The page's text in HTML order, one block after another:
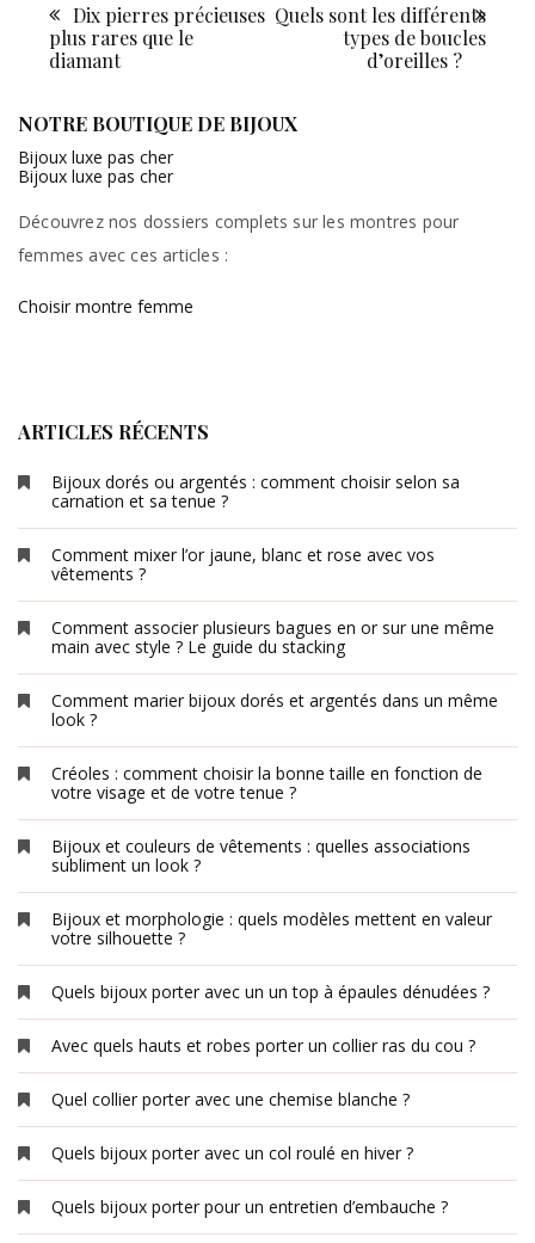
Navigation
de
l’article
Dix pierres précieuses
plus rares que le
diamant
Quels sont les différents
types de boucles
d’oreilles ?
NOTRE BOUTIQUE DE BIJOUX
Bijoux luxe pas cher
Bijoux luxe pas cher
Découvrez nos dossiers complets sur les montres pour
femmes avec ces articles :
Choisir montre femme
ARTICLES RÉCENTS
Bijoux dorés ou argentés : comment choisir selon sa
carnation et sa tenue ?
Comment mixer l’or jaune, blanc et rose avec vos
vêtements ?
Comment associer plusieurs bagues en or sur une même
main avec style ? Le guide du stacking
Comment marier bijoux dorés et argentés dans un même
look ?
Créoles : comment choisir la bonne taille en fonction de
votre visage et de votre tenue ?
Bijoux et couleurs de vêtements : quelles associations
subliment un look ?
Bijoux et morphologie : quels modèles mettent en valeur
votre silhouette ?
Quels bijoux porter avec un un top à épaules dénudées ?
Avec quels hauts et robes porter un collier ras du cou ?
Quel collier porter avec une chemise blanche ?
Quels bijoux porter avec un col roulé en hiver ?
Quels bijoux porter pour un entretien d’embauche ?